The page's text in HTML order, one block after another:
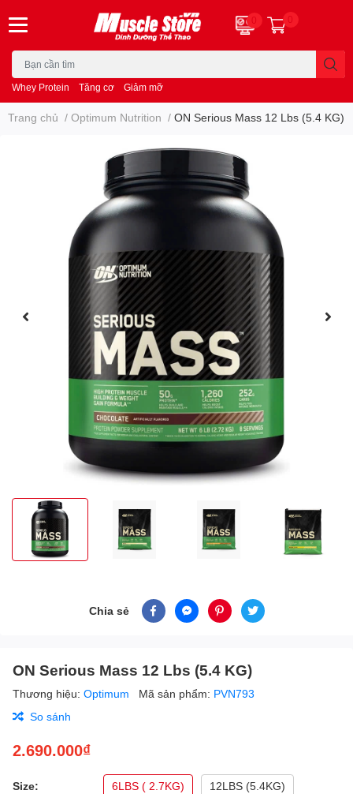
Whey Protein Tăng cơ Giảm mỡ
0 0
Trang chủ / Optimum Nutrition / ON Serious Mass 12 Lbs (5.4 KG)
Chia sẻ
ON Serious Mass 12 Lbs (5.4 KG)
Thương hiệu: Optimum Mã sản phẩm: PVN793
So sánh
2.690.000₫
Size: 6LBS ( 2.7KG) 12LBS (5.4KG)